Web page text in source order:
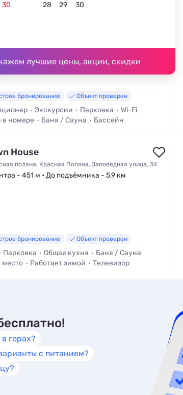
30
28
29 30
лучшие цены, акции, скидки
House
- 810 м • До подъёмника - 6,5 км
бронирование Объект проверен
Экскурсии Парковка
Wi-Fi
в номере
Баня / Сауна Бассейн
House
поляна, Красная Поляна, Заповедная улица, 34
- 451 м • До подъёмника - 5,9 км
бронирование Объект проверен
Парковка Общая кухня
Баня / Сауна
место
Работает зимой Телевизор
горах?
с питанием?